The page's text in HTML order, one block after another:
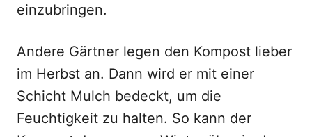
einzubringen.
Andere Gärtner legen den Kompost lieber
im Herbst an. Dann wird er mit einer
Schicht Mulch bedeckt, um die
Feuchtigkeit zu halten. So kann der